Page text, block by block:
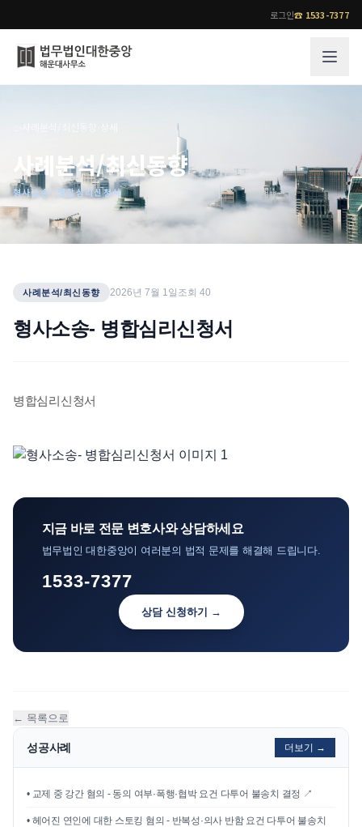
로그인☎ 1533-7377
오시는 길
통합검색
기업 인사이트
사례분석/최신동향
법률지식인
업무분야
전체
각 전문 변호사
언론보도
법률서식
사례분석/최신동향
형사소송- 병합심리신청서
사례분석/최신동향 2026년 7월 1일 조회 40
형사소송- 병합심리신청서
병합심리신청서
지금 바로 전문 변호사와 상담하세요
법무법인 대한중앙이 여러분의 법적 문제를 해결해 드립니다.
1533-7377
상담 신청하기 →
← 목록으로
성공사례 더보기 →
• 교제 중 강간 혐의 - 동의 여부·폭행·협박 요건 다투어 불송치 결정 ↗
• 헤어진 연인에 대한 스토킹 혐의 - 반복성·의사 반함 요건 다투어 불송치